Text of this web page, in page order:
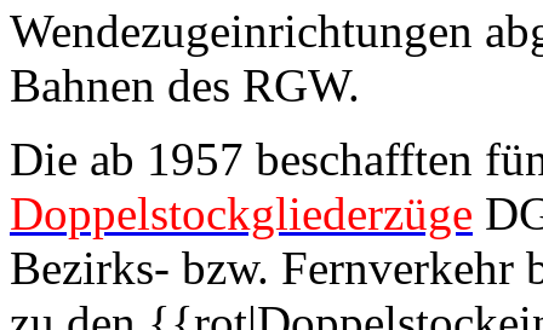
Wendezugeinrichtungen
Bahnen des RGW.
Die ab 1957 beschafften
Doppelstockgliederzüge
Bezirks- bzw. Fernverkehr